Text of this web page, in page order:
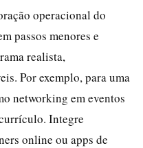
operacional do
passos menores e
realista,
Por exemplo, para uma
networking em eventos
Integre
online ou apps de